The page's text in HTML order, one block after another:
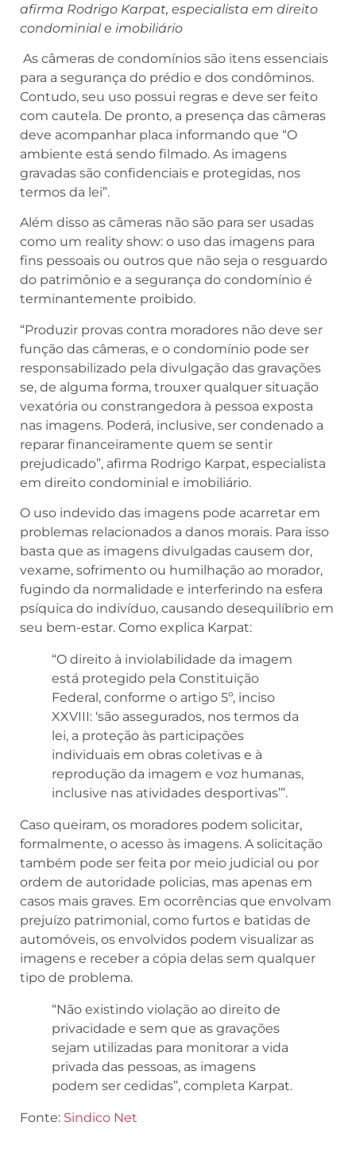
afirma Rodrigo Karpat, especialista em direito
condominial e imobiliário
As câmeras de condomínios são itens essenciais
para a segurança do prédio e dos condôminos.
Contudo, seu uso possui regras e deve ser feito
com cautela. De pronto, a presença das câmeras
deve acompanhar placa informando que “O
ambiente está sendo filmado. As imagens
gravadas são confidenciais e protegidas, nos
termos da lei”.
Além disso as câmeras não são para ser usadas
como um reality show: o uso das imagens para
fins pessoais ou outros que não seja o resguardo
do patrimônio e a segurança do condomínio é
terminantemente proibido.
“Produzir provas contra moradores não deve ser
função das câmeras, e o condomínio pode ser
responsabilizado pela divulgação das gravações
se, de alguma forma, trouxer qualquer situação
vexatória ou constrangedora à pessoa exposta
nas imagens. Poderá, inclusive, ser condenado a
reparar financeiramente quem se sentir
prejudicado”, afirma Rodrigo Karpat, especialista
em direito condominial e imobiliário.
O uso indevido das imagens pode acarretar em
problemas relacionados a danos morais. Para isso
basta que as imagens divulgadas causem dor,
vexame, sofrimento ou humilhação ao morador,
fugindo da normalidade e interferindo na esfera
psíquica do indivíduo, causando desequilíbrio em
seu bem-estar. Como explica Karpat:
“O direito à inviolabilidade da imagem
está protegido pela Constituição
Federal, conforme o artigo 5º, inciso
XXVIII: ‘são assegurados, nos termos da
lei, a proteção às participações
individuais em obras coletivas e à
reprodução da imagem e voz humanas,
inclusive nas atividades desportivas’”.
Caso queiram, os moradores podem solicitar,
formalmente, o acesso às imagens. A solicitação
também pode ser feita por meio judicial ou por
ordem de autoridade policias, mas apenas em
casos mais graves. Em ocorrências que envolvam
prejuízo patrimonial, como furtos e batidas de
automóveis, os envolvidos podem visualizar as
imagens e receber a cópia delas sem qualquer
tipo de problema.
“Não existindo violação ao direito de
privacidade e sem que as gravações
sejam utilizadas para monitorar a vida
privada das pessoas, as imagens
podem ser cedidas”, completa Karpat.
Fonte: Sindico Net